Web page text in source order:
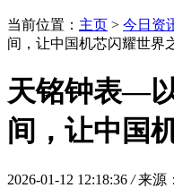
当前位置： 主页 > 今日资
间，让中国机芯闪耀世界
天铭钟表—
间，让中国
2026-01-12 12:18:36 / 来源